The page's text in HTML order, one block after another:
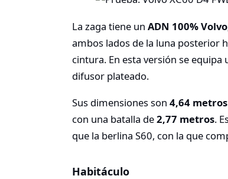
La zaga tiene un ADN 100% Volvo
ambos lados de la luna posterior
cintura. En esta versión se
difusor plateado.
Sus dimensiones son 4,64
con una batalla de2,77 metros.
que la berlina S60, con la que
Habitáculo